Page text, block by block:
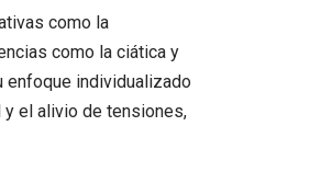
como la
como la ciática y
enfoque individualizado
y el alivio de tensiones,